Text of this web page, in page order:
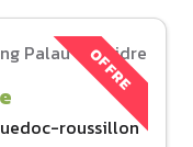
OFFRE
roussillon